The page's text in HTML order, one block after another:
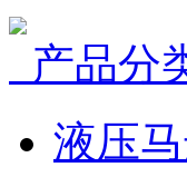
产品分
液压